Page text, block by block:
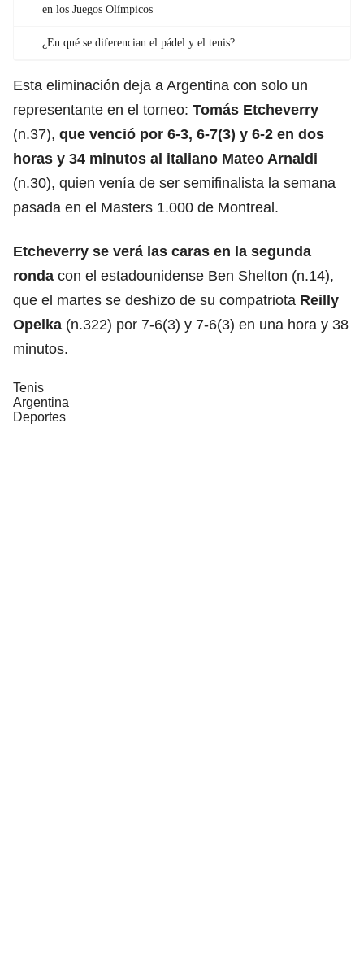
en los Juegos Olímpicos
¿En qué se diferencian el pádel y el tenis?
Esta eliminación deja a Argentina con solo un
representante en el torneo: Tomás Etcheverry
(n.37), que venció por 6-3, 6-7(3) y 6-2 en dos
horas y 34 minutos al italiano Mateo Arnaldi
(n.30), quien venía de ser semifinalista la semana
pasada en el Masters 1.000 de Montreal.
Etcheverry se verá las caras en la segunda
ronda con el estadounidense Ben Shelton (n.14),
que el martes se deshizo de su compatriota Reilly
Opelka (n.322) por 7-6(3) y 7-6(3) en una hora y 38
minutos.
Tenis
Argentina
Deportes